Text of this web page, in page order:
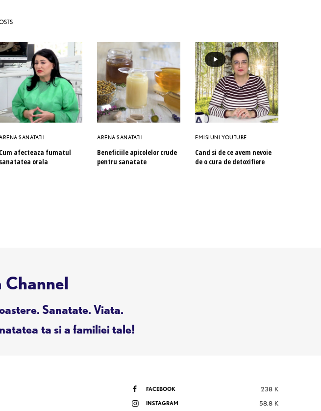
SANATATII
Cum afecteaza fumatul
sanatatea orala
ARENA SANATATII
Beneficiile apicolelor crude
pentru sanatate
EMISIUNI YOUTUBE
Cand si de ce avem nevoie
de o cura de detoxifiere
Channel
Sanatate. Viata.
ta si a familiei tale!
FACEBOOK 238 K
INSTAGRAM 58.8 K